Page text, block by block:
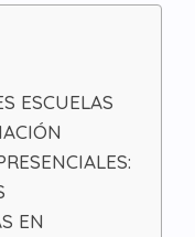
ESCUELAS
EN